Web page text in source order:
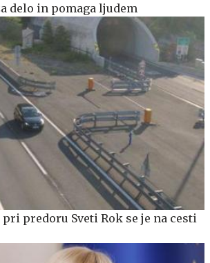
delo in pomaga ljudem
predoru Sveti Rok se je na cesti